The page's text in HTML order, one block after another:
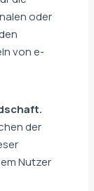
oder
von e-
der
Nutzer